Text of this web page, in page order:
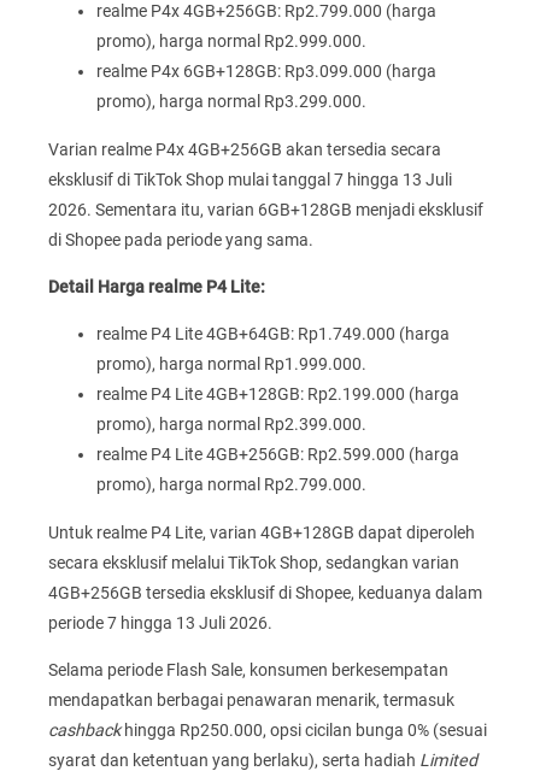
realme P4x 4GB+256GB: Rp2.799.000 (harga
promo), harga normal Rp2.999.000.
realme P4x 6GB+128GB: Rp3.099.000 (harga
promo), harga normal Rp3.299.000.
Varian realme P4x 4GB+256GB akan tersedia secara
eksklusif di TikTok Shop mulai tanggal 7 hingga 13 Juli
2026. Sementara itu, varian 6GB+128GB menjadi eksklusif
di Shopee pada periode yang sama.
Detail Harga realme P4 Lite:
realme P4 Lite 4GB+64GB: Rp1.749.000 (harga
promo), harga normal Rp1.999.000.
realme P4 Lite 4GB+128GB: Rp2.199.000 (harga
promo), harga normal Rp2.399.000.
realme P4 Lite 4GB+256GB: Rp2.599.000 (harga
promo), harga normal Rp2.799.000.
Untuk realme P4 Lite, varian 4GB+128GB dapat diperoleh
secara eksklusif melalui TikTok Shop, sedangkan varian
4GB+256GB tersedia eksklusif di Shopee, keduanya dalam
periode 7 hingga 13 Juli 2026.
Selama periode Flash Sale, konsumen berkesempatan
mendapatkan berbagai penawaran menarik, termasuk
cashbackhingga Rp250.000, opsi cicilan bunga 0% (sesuai
syarat dan ketentuan yang berlaku), serta hadiah Limited